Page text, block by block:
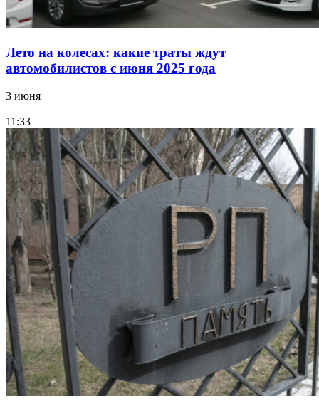
Лето на колесах: какие траты ждут
автомобилистов с июня 2025 года
3 июня
11:33